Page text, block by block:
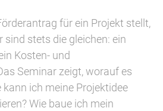
für ein Projekt stellt,
sind stets die gleichen: ein
Kosten- und
Seminar zeigt, worauf es
ich meine Projektidee
Wie baue ich mein